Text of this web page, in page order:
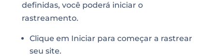
definidas, você poderá iniciar o
rastreamento.
Clique em Iniciar para começar a rastrear
seu site.